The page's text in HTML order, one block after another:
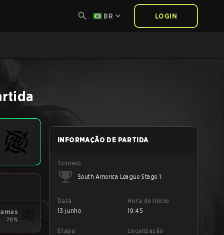
BR LOGIN
70%
INFORMAÇÃO DE PARTIDA
Torneio
South America League Stage 1
Data
13 junho
Hora de início
19:45
Etapa
Localização